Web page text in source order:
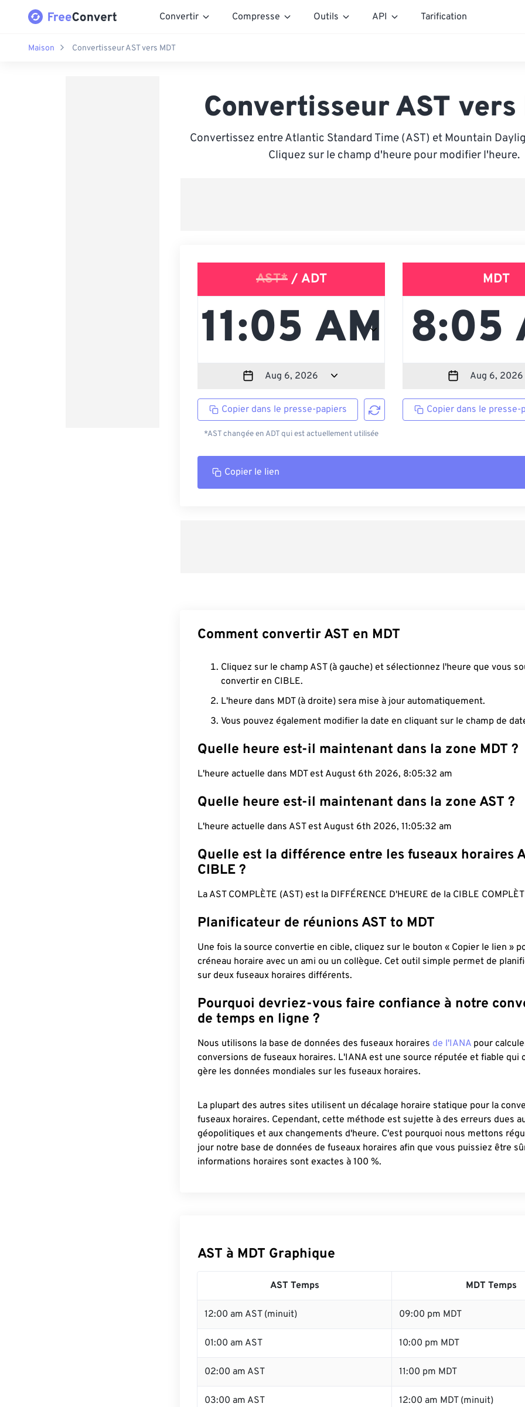
Convertir Compresse Outils API Tarification
Maison Convertisseur AST vers MDT
Convertisseur AST vers
Convertissez entre Atlantic Standard Time (AST) et Mountain
Cliquez sur le champ d'heure pour modifier l'heure.
AST*/ ADT
Copier dans le presse-papiers
*AST changée en ADT qui est actuellement utilisée
MDT
Copier dans le presse-
Copier le lien
Comment convertir AST en MDT
Cliquez sur le champ AST (à gauche) et sélectionnez l'heure que vous
convertir en CIBLE.
L'heure dans MDT (à droite) sera mise à jour automatiquement.
Vous pouvez également modifier la date en cliquant sur le champ de
Quelle heure est-il maintenant dans la zone MDT ?
L'heure actuelle dans MDT est August 6th 2026, 8:05:33 am
Quelle heure est-il maintenant dans la zone AST ?
L'heure actuelle dans AST est August 6th 2026, 11:05:33 am
Quelle est la différence entre les fuseaux horaires
CIBLE ?
La AST COMPLÈTE (AST) est la DIFFÉRENCE D'HEURE de la CIBLE
Planificateur de réunions AST to MDT
Une fois la source convertie en cible, cliquez sur le bouton « Copier le lien »
créneau horaire avec un ami ou un collègue. Cet outil simple permet de
sur deux fuseaux horaires différents.
Pourquoi devriez-vous faire confiance à notre
de temps en ligne ?
Nous utilisons la base de données des fuseaux horaires de l'IANA pour
conversions de fuseaux horaires. L'IANA est une source réputée et fiable qui
gère les données mondiales sur les fuseaux horaires.
La plupart des autres sites utilisent un décalage horaire statique pour la
fuseaux horaires. Cependant, cette méthode est sujette à des erreurs dues
géopolitiques et aux changements d'heure. C'est pourquoi nous mettons
jour notre base de données de fuseaux horaires afin que vous puissiez être
informations horaires sont exactes à 100 %.
AST à MDT Graphique
AST Temps MDT Temps
12:00 am AST (minuit) 09:00 pm MDT
01:00 am AST 10:00 pm MDT
02:00 am AST 11:00 pm MDT
03:00 am AST 12:00 am MDT (minuit)